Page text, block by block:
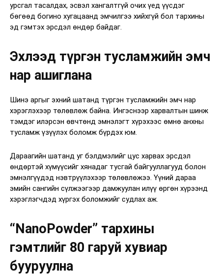
урсгал тасалдах, эсвэл хангалтгүй очих үед үүсдэг
бөгөөд богино хугацаанд эмчилгээ хийхгүй бол тархины
эд гэмтэх эрсдэл өндөр байдаг.
Эхлээд түргэн тусламжийн эмч
нар ашиглана
Шинэ аргыг эхний шатанд түргэн тусламжийн эмч нар
хэрэглэхээр төлөвлөж байна. Ингэснээр харвалтын шинж
тэмдэг илэрсэн өвчтөнд эмнэлэгт хүрэхээс өмнө анхны
тусламж үзүүлэх боломж бүрдэх юм.
Дараагийн шатанд уг бэлдмэлийг цус харвах эрсдэл
өндөртэй хүмүүсийг хянадаг тусгай байгууллагууд болон
эмнэлгүүдэд нэвтрүүлэхээр төлөвлөжээ. Үүний дараа
эмийн сангийн сүлжээгээр дамжуулан илүү өргөн хүрээнд
хэрэглэгчдэд хүргэх боломжийг судлах аж.
“NanoPowder” тархины
гэмтлийг 80 гаруй хувиар
бууруулна